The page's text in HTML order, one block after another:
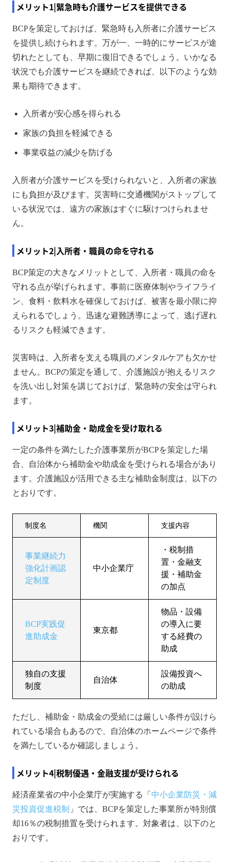
メリット1|緊急時も介護サービスを提供できる
BCPを策定しておけば、緊急時も入所者に介護サービス
を提供し続けられます。万が一、一時的にサービスが途
切れたとしても、早期に復旧できるでしょう。いかなる
状況でも介護サービスを継続できれば、以下のような効
果も期待できます。
入所者が安心感を得られる
家族の負担を軽減できる
事業収益の減少を防げる
入所者が介護サービスを受けられないと、入所者の家族
にも負担が及びます。災害時に交通機関がストップして
いる状況では、遠方の家族はすぐに駆けつけられませ
ん。
メリット2|入所者・職員の命を守れる
BCP策定の大きなメリットとして、入所者・職員の命を
守れる点が挙げられます。事前に医療体制やライフライ
ン、食料・飲料水を確保しておけば、被害を最小限に抑
えられるでしょう。迅速な避難誘導によって、逃げ遅れ
るリスクも軽減できます。
災害時は、入所者を支える職員のメンタルケアも欠かせ
ません。BCPの策定を通して、介護施設が抱えるリスク
を洗い出し対策を講じておけば、緊急時の安全は守られ
ます。
メリット3|補助金・助成金を受け取れる
一定の条件を満たした介護事業所がBCPを策定した場
合、自治体から補助金や助成金を受けられる場合があり
ます。介護施設が活用できる主な補助金制度は、以下の
とおりです。
制度名 機関 支援内容
事業継続力
強化計画認
定制度
中小企業庁
・税制措
置・金融支
援・補助金
の加点
BCP実践促
進助成金
東京都
物品・設備
の導入に要
する経費の
助成
独自の支援
制度
自治体
設備投資へ
の助成
ただし、補助金・助成金の受給には厳しい条件が設けら
れている場合もあるので、自治体のホームページで条件
を満たしているか確認しましょう。
メリット4|税制優遇・金融支援が受けられる
経済産業省の中小企業庁が実施する「 中小企業防災・減
災投資促進税制 」では、BCPを策定した事業所が特別償
却16％の税制措置を受けられます。対象者は、以下のと
おりです。